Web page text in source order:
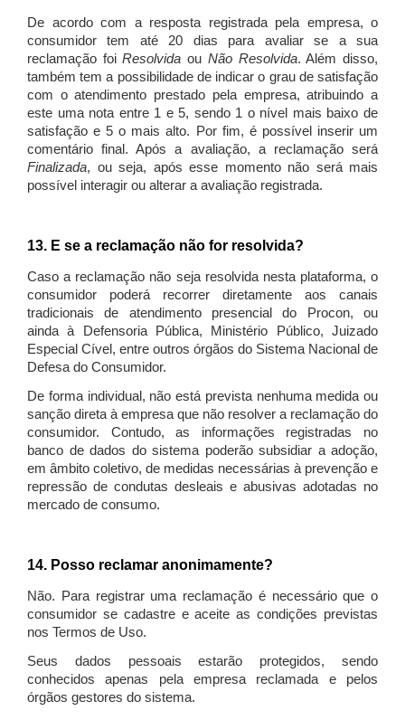
De acordo com a resposta registrada pela empresa, o
consumidor tem até 20 dias para avaliar se a sua
reclamação foiResolvida ou Não Resolvida. Além disso,
também tem a possibilidade de indicar o grau de satisfação
com o atendimento prestado pela empresa, atribuindo a
este uma nota entre 1 e 5, sendo 1 o nível mais baixo de
satisfação e 5 o mais alto. Por fim, é possível inserir um
comentário final. Após a avaliação, a reclamação será
Finalizada, ou seja, após esse momento não será mais
possível interagir ou alterar a avaliação registrada.
13. E se a reclamação não for resolvida?
Caso a reclamação não seja resolvida nesta plataforma, o
consumidor poderá recorrer diretamente aos canais
tradicionais de atendimento presencial do Procon, ou
ainda à Defensoria Pública, Ministério Público, Juizado
Especial Cível, entre outros órgãos do Sistema Nacional de
Defesa do Consumidor.
De forma individual, não está prevista nenhuma medida ou
sanção direta à empresa que não resolver a reclamação do
consumidor. Contudo, as informações registradas no
banco de dados do sistema poderão subsidiar a adoção,
em âmbito coletivo, de medidas necessárias à prevenção e
repressão de condutas desleais e abusivas adotadas no
mercado de consumo.
14. Posso reclamar anonimamente?
Não. Para registrar uma reclamação é necessário que o
consumidor se cadastre e aceite as condições previstas
nos Termos de Uso.
Seus dados pessoais estarão protegidos, sendo
conhecidos apenas pela empresa reclamada e pelos
órgãos gestores do sistema.